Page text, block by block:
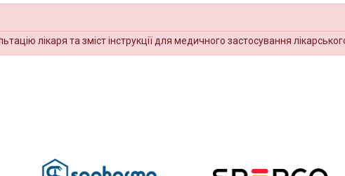
лікаря та зміст інструкції для медичного застосування